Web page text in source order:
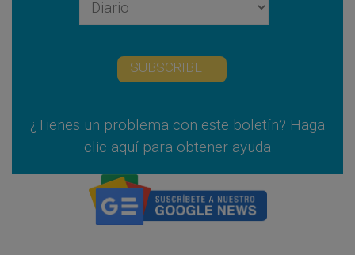
SUBSCRIBE
¿Tienes un problema con este boletín? Haga
clic aquí para obtener ayuda